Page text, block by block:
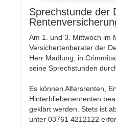
Sprechstunde der
Am 1. und 3. Mittwoch im
Versichertenberater der
Herr Madlung, in
seine Sprechstunden
Es können Altersrenten,
Hinterbliebenenrenten
geklärt werden. Stets ist
unter 03761 4212122